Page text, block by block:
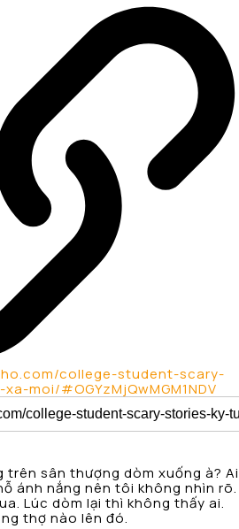
college-student-scary-
moi/#OGYzMjQwMGM1NDV
trên sân thượng dòm xuống à? Ai
ánh nắng nên tôi không nhìn rõ.
Lúc dòm lại thì không thấy ai.
thợ nào lên đó.